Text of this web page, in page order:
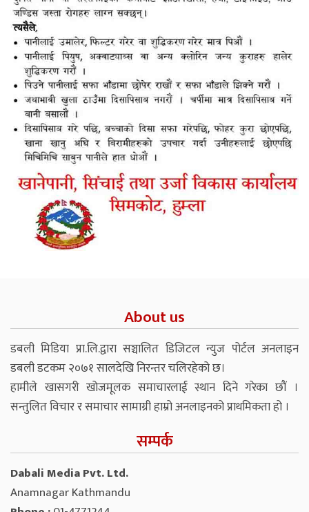
About us
डबली मिडिया प्रा.लि.द्वारा सञ्चालित डिजिटल न्युज पोर्टल अनलाइन
डबली डटकम २०७१ सालदेखि निरन्तर चलिरहेको छ।
हामीले खासगरी खोजमूलक समाचारलाई स्थान दिने गरेका छौं ।
सन्तुलित विचार र समाचार सामाग्री हाम्रो अनलाइनको प्राथमिकता हो ।
सम्पर्क
Dabali Media Pvt. Ltd.
Anamnagar Kathmandu